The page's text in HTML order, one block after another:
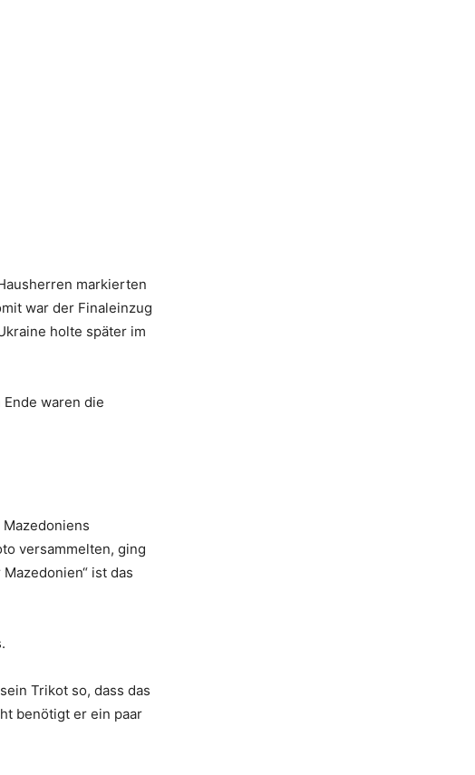
markierten
war der Finaleinzug
holte später im
waren die
versammelten, ging
ist das
Trikot so, dass das
benötigt er ein paar